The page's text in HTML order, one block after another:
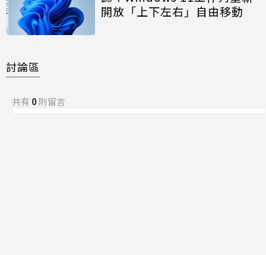
開放「上下左右」自由移動
討論區
共有 0則留言